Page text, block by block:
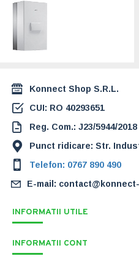
Konnect Shop S.R.L.
CUI: RO 40293651
Reg. Com.: J23/5944/2018
Punct ridicare: Str.
Telefon: 0767 890 490
E-mail:
INFORMATII UTILE
INFORMATII CONT